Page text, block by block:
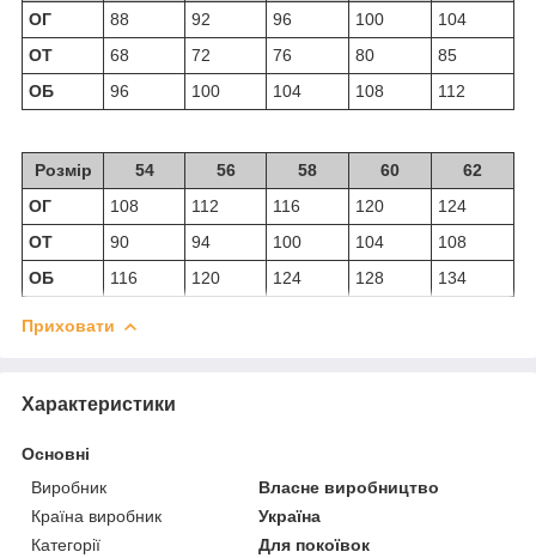
ОГ 88 92 96 100
104
ОТ
68 72 76 80
85
ОБ
96 100 104 108 112
Розмір 54 56 58 60
62
ОГ
108 112 116 120
124
ОТ
90 94 100 104
108
ОБ
116 120 124 128 134
Приховати
Характеристики
Основні
Виробник
Власне виробництво
Країна виробник
Україна
Категорії
Для покоївок